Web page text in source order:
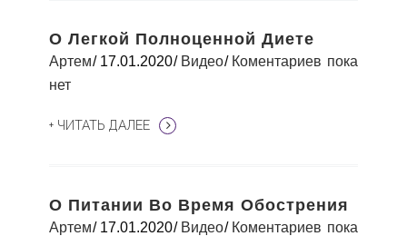
О Легкой Полноценной Диете
Артем 17.01.2020 Видео
Коментариев пока
нет
+ ЧИТАТЬ ДАЛЕЕ
О Питании Во Время Обострения
Артем 17.01.2020 Видео
Коментариев пока